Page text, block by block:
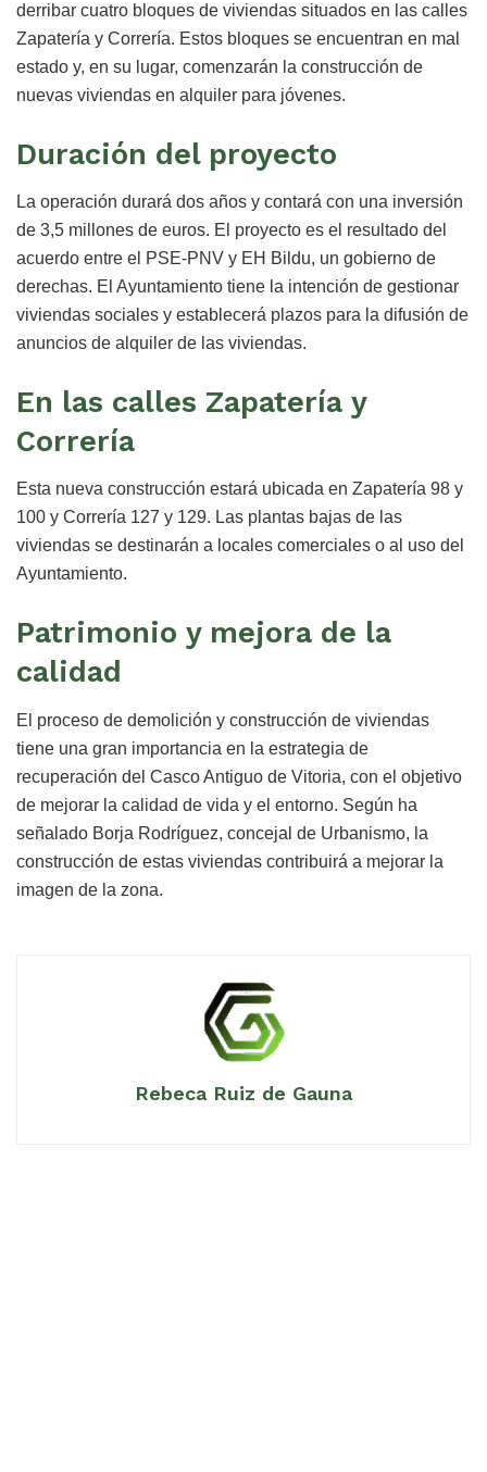
derribar cuatro bloques de viviendas situados en las calles
Zapatería y Correría. Estos bloques se encuentran en mal
estado y, en su lugar, comenzarán la construcción de
nuevas viviendas en alquiler para jóvenes.
Duración del proyecto
La operación durará dos años y contará con una inversión
de 3,5 millones de euros. El proyecto es el resultado del
acuerdo entre el PSE-PNV y EH Bildu, un gobierno de
derechas. El Ayuntamiento tiene la intención de gestionar
viviendas sociales y establecerá plazos para la difusión de
anuncios de alquiler de las viviendas.
En las calles Zapatería y
Correría
Esta nueva construcción estará ubicada en Zapatería 98 y
100 y Correría 127 y 129. Las plantas bajas de las
viviendas se destinarán a locales comerciales o al uso del
Ayuntamiento.
Patrimonio y mejora de la
calidad
El proceso de demolición y construcción de viviendas
tiene una gran importancia en la estrategia de
recuperación del Casco Antiguo de Vitoria, con el objetivo
de mejorar la calidad de vida y el entorno. Según ha
señalado Borja Rodríguez, concejal de Urbanismo, la
construcción de estas viviendas contribuirá a mejorar la
imagen de la zona.
Rebeca Ruiz de Gauna